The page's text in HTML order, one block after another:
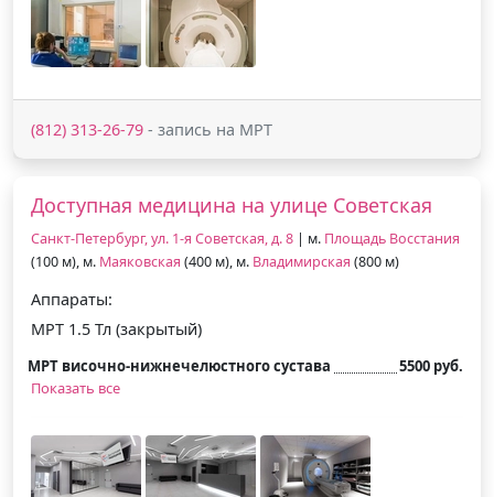
(812) 313-26-79 - запись на МРТ
Доступная медицина на улице Советская
Санкт-Петербург, ул. 1-я Советская, д. 8 | м. Площадь Восстания
(100 м), м. Маяковская (400 м), м. Владимирская (800 м)
Аппараты:
МРТ 1.5 Тл (закрытый)
МРТ височно-нижнечелюстного сустава
5500 руб.
Показать все